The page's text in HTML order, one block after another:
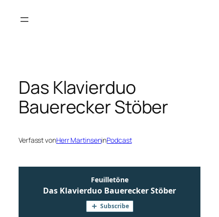
Inhalt
Das Klavierduo
Bauerecker Stöber
Verfasst vonHerr MartinseninPodcast